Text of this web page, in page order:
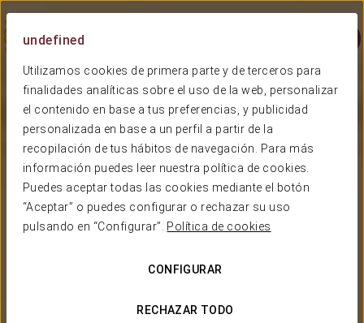
undefined
Utilizamos cookies de primera parte y de terceros para
finalidades analíticas sobre el uso de la web, personalizar
el contenido en base a tus preferencias, y publicidad
personalizada en base a un perfil a partir de la
recopilación de tus hábitos de navegación. Para más
información puedes leer nuestra política de cookies.
Puedes aceptar todas las cookies mediante el botón
“Aceptar” o puedes configurar o rechazar su uso
pulsando en “Configurar”. Política de cookies
CONFIGURAR
RECHAZAR TODO